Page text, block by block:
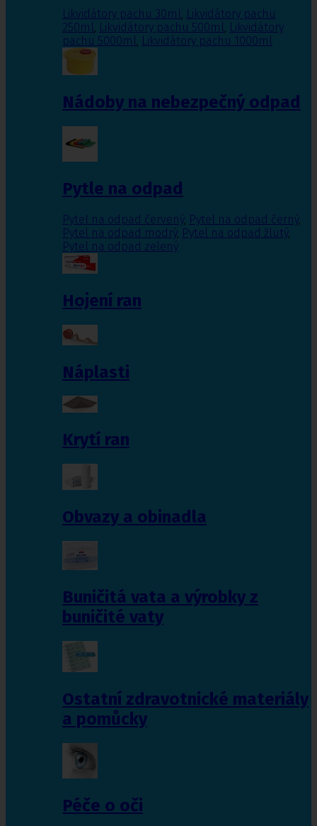
Likvidátory pachu 30ml, Likvidátory pachu
250ml, Likvidátory pachu 500ml, Likvidátory
pachu 5000ml, Likvidátory pachu 1000ml
Nádoby na nebezpečný odpad
Pytle na odpad
Pytel na odpad červený, Pytel na odpad černý,
Pytel na odpad modrý, Pytel na odpad žlutý,
Pytel na odpad zelený
Hojení ran
Náplasti
Krytí ran
Obvazy a obinadla
Buničitá vata a výrobky z
buničité vaty
Ostatní zdravotnické materiály
a pomůcky
Péče o oči